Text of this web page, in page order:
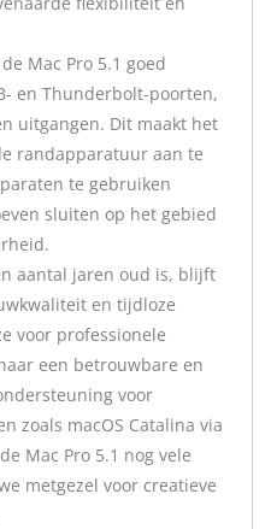
Mac Pro 5.1 goed
en Thunderbolt-poorten,
uitgangen. Dit maakt het
randapparatuur aan te
te gebruiken
sluiten op het gebied
aantal jaren oud is, blijft
en tijdloze
voor professionele
een betrouwbare en
voor
zoals macOS Catalina via
Mac Pro 5.1 nog vele
metgezel voor creatieve